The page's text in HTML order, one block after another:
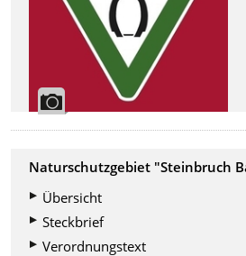
Naturschutzgebiet "Steinbruch
Übersicht
Steckbrief
Verordnungstext